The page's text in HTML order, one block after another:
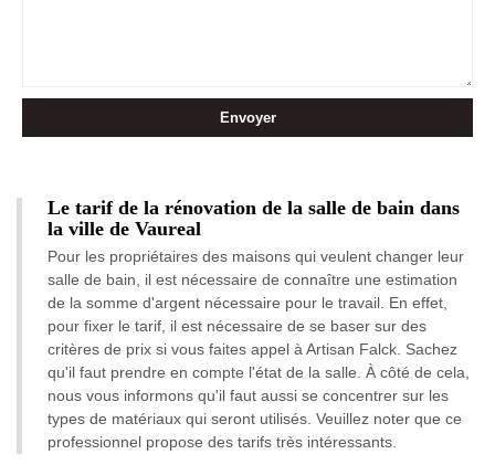
Le tarif de la rénovation de la salle de bain dans
la ville de Vaureal
Pour les propriétaires des maisons qui veulent changer leur
salle de bain, il est nécessaire de connaître une estimation
de la somme d'argent nécessaire pour le travail. En effet,
pour fixer le tarif, il est nécessaire de se baser sur des
critères de prix si vous faites appel à Artisan Falck. Sachez
qu'il faut prendre en compte l'état de la salle. À côté de cela,
nous vous informons qu'il faut aussi se concentrer sur les
types de matériaux qui seront utilisés. Veuillez noter que ce
professionnel propose des tarifs très intéressants.